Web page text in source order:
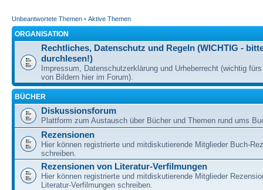
Unbeantwortete Themen • Aktive Themen
ORGANISATION
Rechtliches, Datenschutz und Regeln (WICHTIG -
durchlesen!)
Impressum, Datenschutzerklärung und Urheberrecht (wichtig
von Bildern hier im Forum).
BÜCHER
Diskussionsforum
Plattform zum Austausch über Bücher und Themen rund ums
Rezensionen
Hier können registrierte und mitdiskutierende Mitglieder Buch-
schreiben.
Rezensionen von Literatur-Verfilmungen
Hier können registrierte und mitdiskutierende Mitglieder
Literatur-Verfilmungen schreiben.